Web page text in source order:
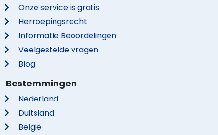
Onze service is gratis
Herroepingsrecht
Informatie Beoordelingen
Veelgestelde vragen
Blog
Bestemmingen
Nederland
Duitsland
België